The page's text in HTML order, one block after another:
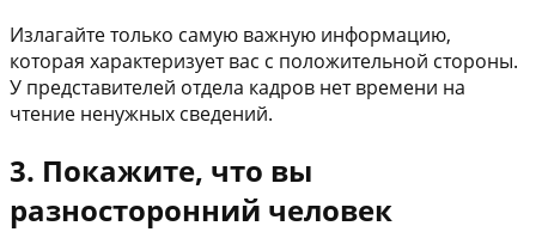
Излагайте только самую важную информацию,
которая характеризует вас с положительной стороны.
У представителей отдела кадров нет времени на
чтение ненужных сведений.
3. Покажите, что вы
разносторонний человек